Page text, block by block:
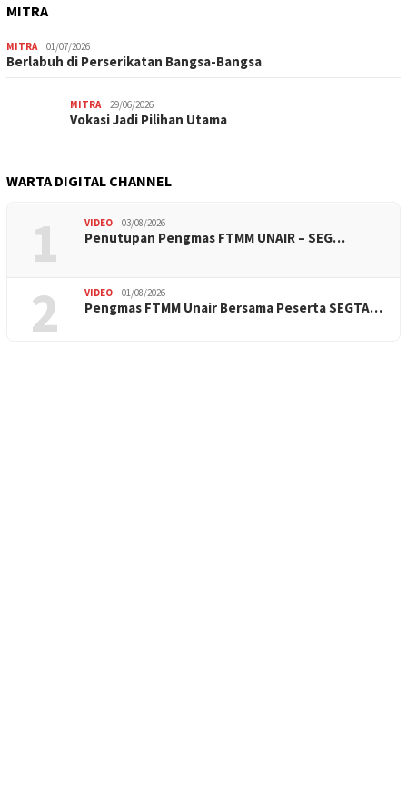
MITRA
MITRA 01/07/2026
Berlabuh di Perserikatan Bangsa-Bangsa
MITRA 29/06/2026
Vokasi Jadi Pilihan Utama
WARTA DIGITAL CHANNEL
1 VIDEO 03/08/2026
Penutupan Pengmas FTMM UNAIR – SEG…
2 VIDEO 01/08/2026
Pengmas FTMM Unair Bersama Peserta SEGTA…